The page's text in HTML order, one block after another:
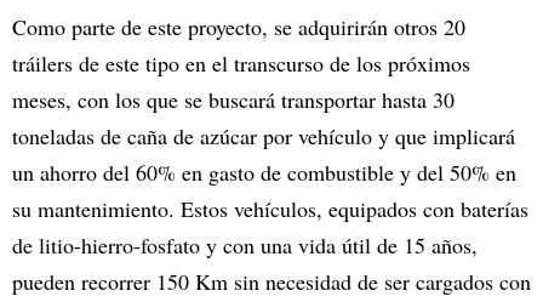
Como parte de este proyecto, se adquirirán otros 20
tráilers de este tipo en el transcurso de los próximos
meses, con los que se buscará transportar hasta 30
toneladas de caña de azúcar por vehículo y que implicará
un ahorro del 60% en gasto de combustible y del 50% en
su mantenimiento. Estos vehículos, equipados con baterías
de litio-hierro-fosfato y con una vida útil de 15 años,
pueden recorrer 150 Km sin necesidad de ser cargados con